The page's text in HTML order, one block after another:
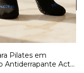
Pilates em
Antiderrapante Acte